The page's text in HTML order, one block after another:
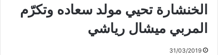
الخنشارة تحيي مولد سعاده وتكرّم
المربي ميشال رياشي
31/03/2019